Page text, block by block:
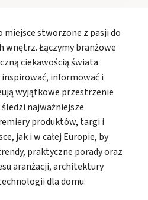
miejsce stworzone z pasji do
wnętrz. Łączymy branżowe
ciekawością świata
inspirować, informować i
wyjątkowe przestrzenie
najważniejsze
produktów, targi i
jak i w całej Europie, by
praktyczne porady oraz
aranżacji, architektury
dla domu.